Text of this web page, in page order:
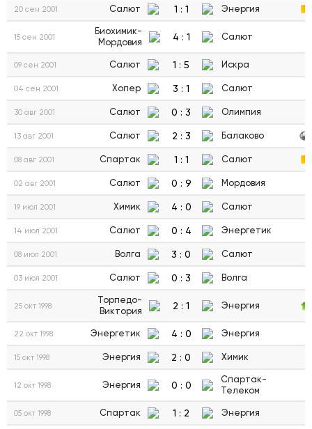
20 сен 2001 Салют 1 : 1 Энергия
15 сен 2001
Биохимик-
Мордовия
4 : 1 Салют
09 сен 2001 Салют 1 : 5 Искра
04 сен 2001 Хопер 3 : 1 Салют
30 авг 2001 Салют 0 : 3 Олимпия
13 авг 2001 Салют 2 : 3 Балаково
08 авг 2001 Спартак 1 : 1 Салют
02 авг 2001 Салют 0 : 9 Мордовия
19 июл 2001 Химик 4 : 0 Салют
14 июл 2001 Салют 0 : 4 Энергетик
08 июл 2001 Волга 3 : 0 Салют
03 июл 2001 Салют 0 : 3 Волга
25 окт 1998
Торпедо-
Виктория
2 : 1 Энергия
22 окт 1998 Энергетик 4 : 0 Энергия
15 окт 1998 Энергия 2 : 0 Химик
12 окт 1998 Энергия 0 : 0
Спартак-
Телеком
05 окт 1998 Спартак 1 : 2 Энергия